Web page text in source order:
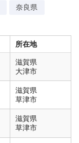
奈良県
所在地
滋賀県
大津市
滋賀県
草津市
滋賀県
草津市